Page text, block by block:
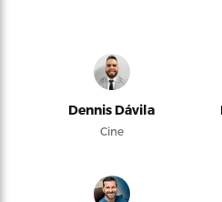
Dennis Dávila
Cine